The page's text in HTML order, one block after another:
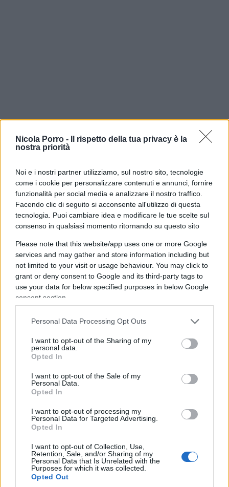
Nicola Porro -
Il rispetto della tua privacy è la
nostra priorità
Noi e i nostri partner utilizziamo, sul nostro sito, tecnologie
come i cookie per personalizzare contenuti e annunci, fornire
funzionalità per social media e analizzare il nostro traffico.
Facendo clic di seguito si acconsente all'utilizzo di questa
tecnologia. Puoi cambiare idea e modificare le tue scelte sul
consenso in qualsiasi momento ritornando su questo sito
Please note that this website/app uses one or more Google
services and may gather and store information including but
not limited to your visit or usage behaviour. You may click to
grant or deny consent to Google and its third-party tags to
use your data for below specified purposes in below Google
consent section.
Personal Data Processing Opt Outs
I want to opt-out of the Sharing of my
personal data.
Opted In
I want to opt-out of the Sale of my
Personal Data.
Opted In
I want to opt-out of processing my
Personal Data for Targeted Advertising.
Opted In
I want to opt-out of Collection, Use,
Retention, Sale, and/or Sharing of my
Personal Data that Is Unrelated with the
Purposes for which it was collected.
Opted Out
“Mi sono trovata un migrante
in mutande nel letto”
Il racconto choc di una donna spagnola. E scatta
l'allarme per le ragazze in strada: "Ho visto
diversi uomini che stavano abusando di una di
loro"
diRedazione
7 Agosto 2026, 17:30
2.5k